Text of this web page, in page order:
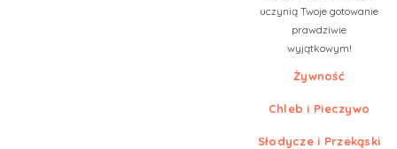
uczynią Twoje gotowanie
prawdziwie
wyjątkowym!
Żywność
Chleb i Pieczywo
Słodycze i Przekąski